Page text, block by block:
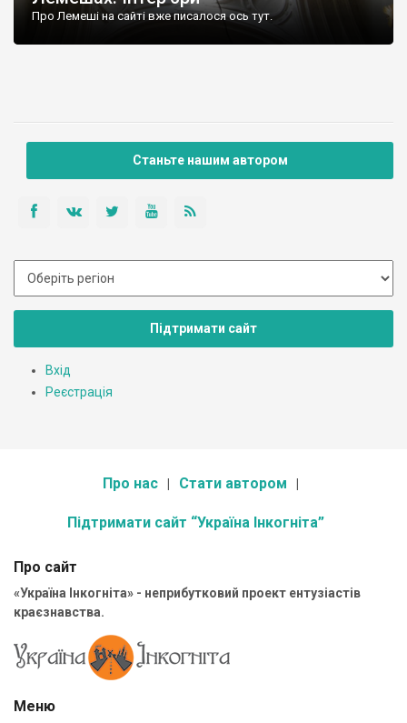
Про Лемеші на сайті вже писалося ось тут.
Станьте нашим автором
Підтримати сайт
Вхід
Реєстрація
Про нас Стати автором
Підтримати сайт “Україна Інкогніта”
Про сайт
«Україна Інкогніта» - неприбутковий проект ентузіастів
краєзнавства.
Меню